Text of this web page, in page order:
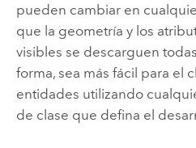
pueden cambiar en
que la geometría y los
visibles se descarguen
forma, sea más fácil para el
entidades utilizando
de clase que defina el